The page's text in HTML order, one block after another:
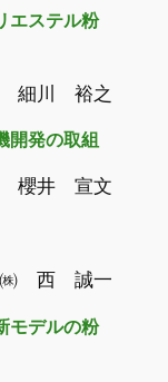
エステル粉
細川 裕之
開発の取組
櫻井 宣文
㈱ 西 誠一
モデルの粉